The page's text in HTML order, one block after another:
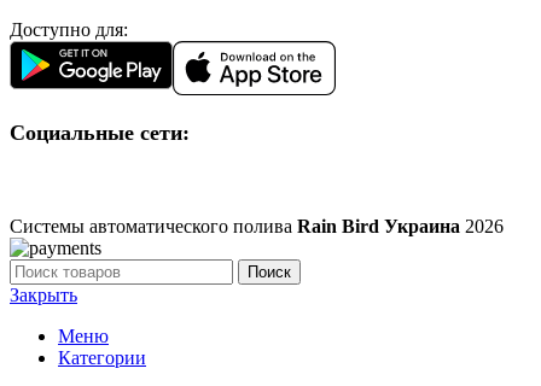
Доступно для:
Социальные сети:
Системы автоматического полива Rain Bird Украина 2026
Поиск
Закрыть
Меню
Категории